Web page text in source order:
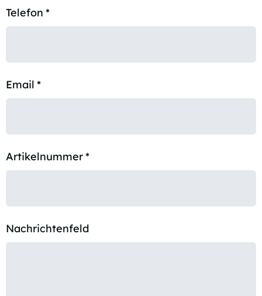
Telefon *
Email *
Artikelnummer*
Nachrichtenfeld